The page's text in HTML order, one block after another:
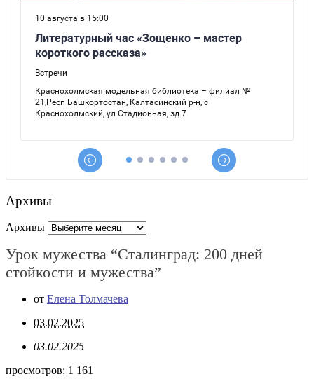
Архивы
Архивы
Урок мужества “Сталинград: 200 дней
стойкости и мужества”
от Елена Толмачева
03.02.2025
03.02.2025
просмотров: 1 161